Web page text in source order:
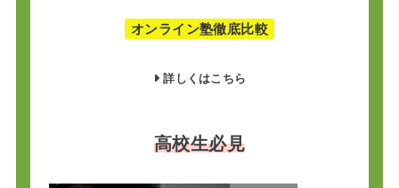
オンライン塾徹底比較
詳しくはこちら
高校生必見